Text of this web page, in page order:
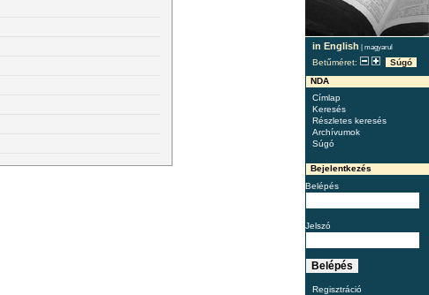
in English | magyarul
Betűméret:
Súgó
NDA
Címlap
Keresés
Részletes keresés
Archívumok
Súgó
Bejelentkezés
Belépés
Jelszó
Regisztráció